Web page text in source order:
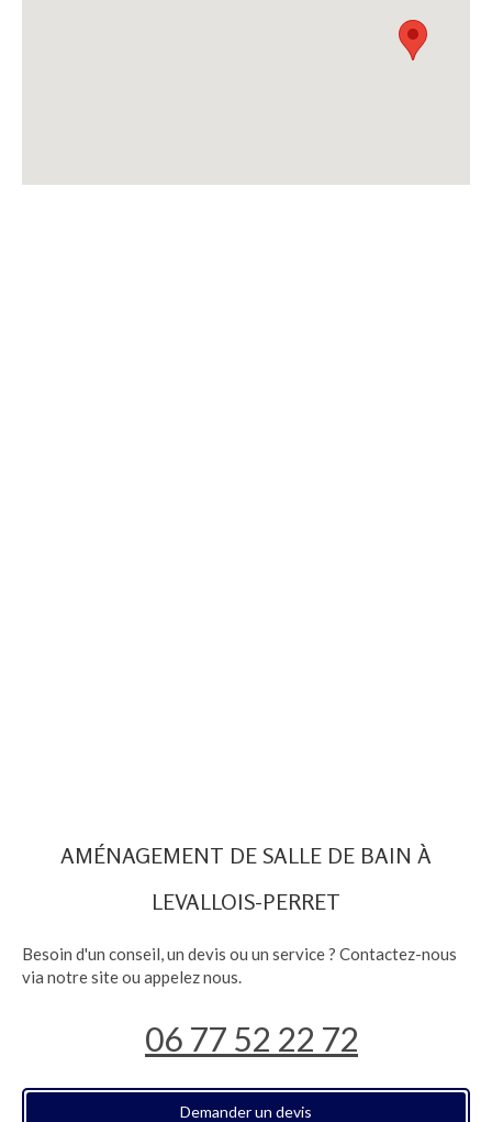
AMÉNAGEMENT DE SALLE DE BAIN À
LEVALLOIS-PERRET
Besoin d'un conseil, un devis ou un service ? Contactez-nous
via notre site ou appelez nous.
06 77 52 22 72
Demander un devis